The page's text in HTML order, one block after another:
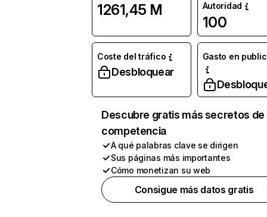
1261,45 M
Autoridad
100
Coste del tráfico
Desbloquear
Gasto en
Descubre gratis más secretos de
competencia
A qué palabras clave se dirigen
Sus páginas más importantes
Cómo monetizan su web
Consigue más datos gratis